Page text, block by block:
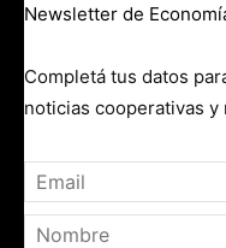
Newsletter de
Completá tus datos
noticias cooperativas y